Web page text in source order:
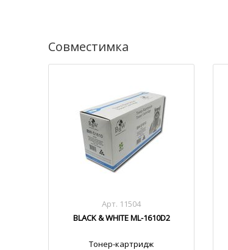
Совместимка
Арт. 11504
BLACK & WHITE ML-1610D2
Тонер-картридж